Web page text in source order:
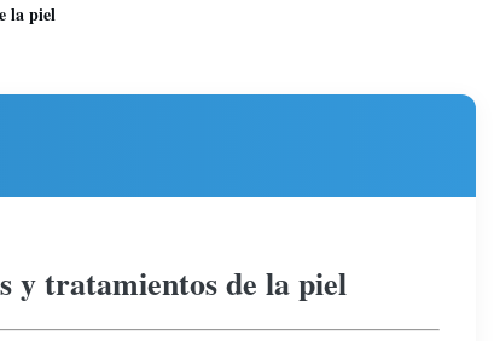
la piel
y tratamientos de la piel